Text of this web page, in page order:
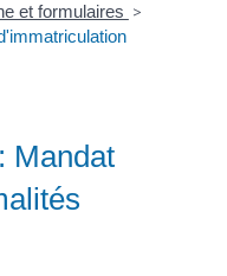
et formulaires >
Mandat